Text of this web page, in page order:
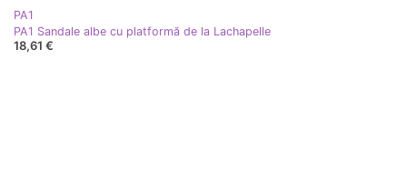
PA1
PA1 Sandale albe cu platformă de la Lachapelle
18,61 €